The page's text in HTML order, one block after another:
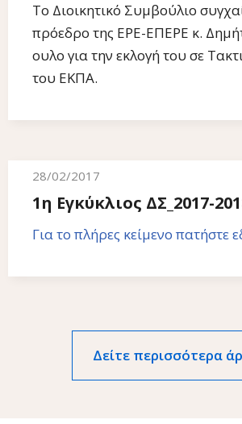
Το Διοικητικό Συμβούλιο
πρόεδρο της ΕΡΕ-ΕΠΕΡΕ κ.
ουλο για την εκλογή του σε
του ΕΚΠΑ.
28/02/2017
1η Εγκύκλιος ΔΣ_2017-
Για το πλήρες κείμενο πατήστε
Δείτε περισσότερα